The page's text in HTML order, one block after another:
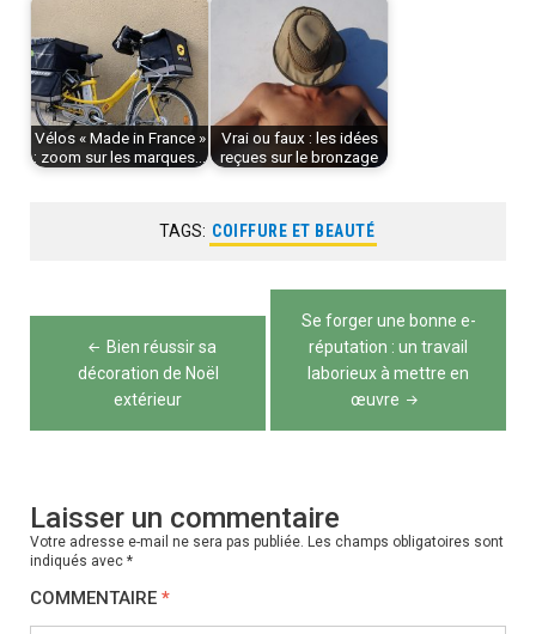
Vélos « Made in France »
: zoom sur les marques…
Vrai ou faux : les idées
reçues sur le bronzage
TAGS: COIFFURE ET BEAUTÉ
Navigation
l’article
Bien réussir sa
décoration de Noël
extérieur
Se forger une bonne e-
réputation : un travail
laborieux à mettre en
œuvre
Laisser un commentaire
Votre adresse e-mail ne sera pas publiée. Les champs obligatoires sont
indiqués avec *
COMMENTAIRE *